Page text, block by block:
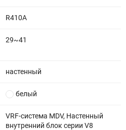
R410A
29~41
настенный
белый
VRF-система MDV, Настенный
внутренний блок серии V8